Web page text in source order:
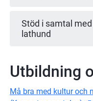
Stöd i samtal
lathund
Utbildning
Må bra med kultur och